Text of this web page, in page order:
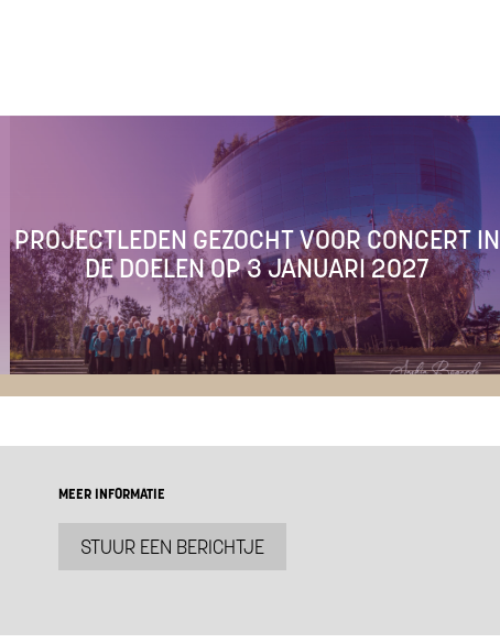
PROJECTLEDEN GEZOCHT VOOR CONCERT IN
DE DOELEN OP 3 JANUARI 2027
MEER INFORMATIE
STUUR EEN BERICHTJE